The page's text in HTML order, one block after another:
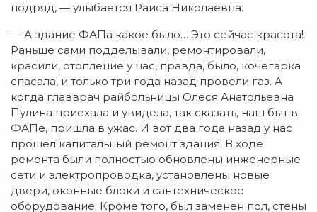
подряд, — улыбается Раиса Николаевна.
— А здание ФАПа какое было… Это сейчас красота!
Раньше сами подделывали, ремонтировали,
красили, отопление у нас, правда, было, кочегарка
спасала, и только три года назад провели газ. А
когда главврач райбольницы Олеся Анатольевна
Пулина приехала и увидела, так сказать, наш быт в
ФАПе, пришла в ужас. И вот два года назад у нас
прошел капитальный ремонт здания. В ходе
ремонта были полностью обновлены инженерные
сети и электропроводка, установлены новые
двери, оконные блоки и сантехническое
оборудование. Кроме того, был заменен пол, стены